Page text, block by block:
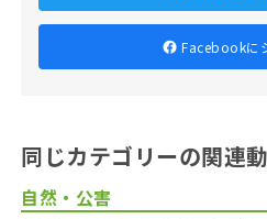
Facebookに
同じカテゴリーの関連
自然・公害